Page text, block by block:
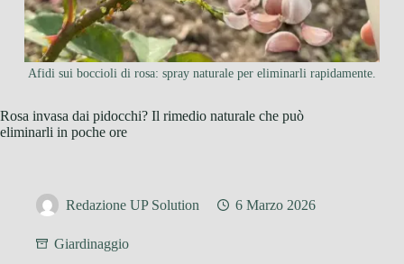
Afidi sui boccioli di rosa: spray naturale per eliminarli rapidamente.
Rosa invasa dai pidocchi? Il rimedio naturale che può
eliminarli in poche ore
Redazione UP Solution 6 Marzo 2026
Giardinaggio